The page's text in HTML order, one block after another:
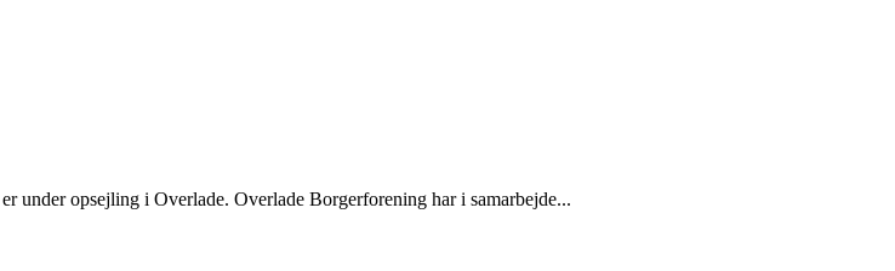
under opsejling i Overlade. Overlade Borgerforening har i samarbejde...